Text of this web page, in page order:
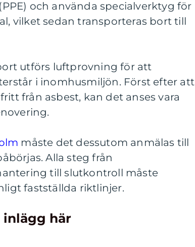
och använda specialverktyg för
vilket sedan transporteras bort till
utförs luftprovning för att
i inomhusmiljön. Först efter att
från asbest, kan det anses vara
måste det dessutom anmälas till
Alla steg från
till slutkontroll måste
fastställda riktlinjer.
inlägg här